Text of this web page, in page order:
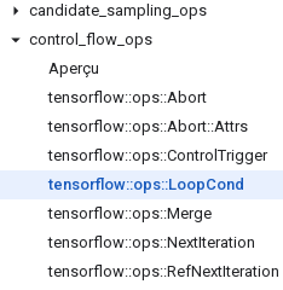
candidate sampling ops
control
flow ops
Aperçu
tensorflow::ops::Abort
tensorflow::ops::Abort::Attrs
tensorflow::ops::ControlTrigger
tensorflow::ops::LoopCond
tensorflow::ops::Merge
tensorflow::ops::NextIteration
tensorflow::ops::RefNextIteration